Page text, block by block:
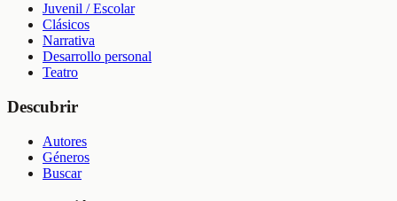
Juvenil / Escolar
Clásicos
Narrativa
Desarrollo personal
Teatro
Descubrir
Autores
Géneros
Buscar